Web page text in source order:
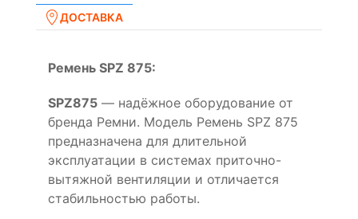
ДОСТАВКА
Ремень SPZ 875:
SPZ875 — надёжное оборудование от
бренда Ремни. Модель Ремень SPZ 875
предназначена для длительной
эксплуатации в системах приточно-
вытяжной вентиляции и отличается
стабильностью работы.